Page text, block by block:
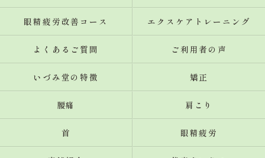
眼精疲労改善コース エクスケアトレーニング
よくあるご質問 ご利用者の声
いづみ堂の特徴 矯正
腰痛 肩こり
首 眼精疲労